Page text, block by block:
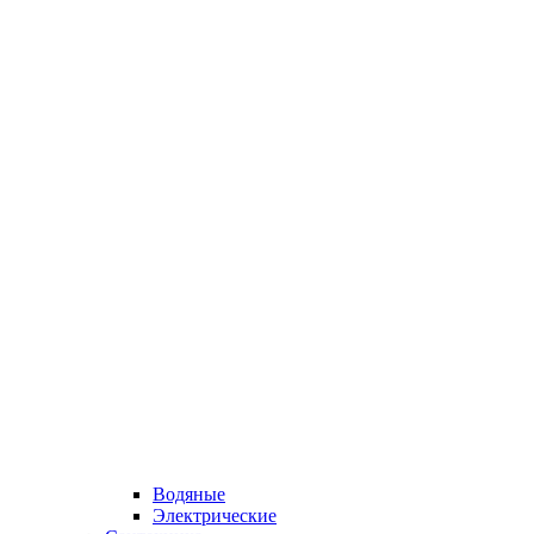
Водяные
Электрические